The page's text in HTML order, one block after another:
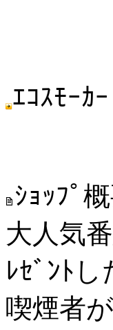
ｴｺｽﾓｰｶｰ
ｼｮｯﾌﾟ
大人気
ﾚｾﾞﾝﾄ
喫煙者